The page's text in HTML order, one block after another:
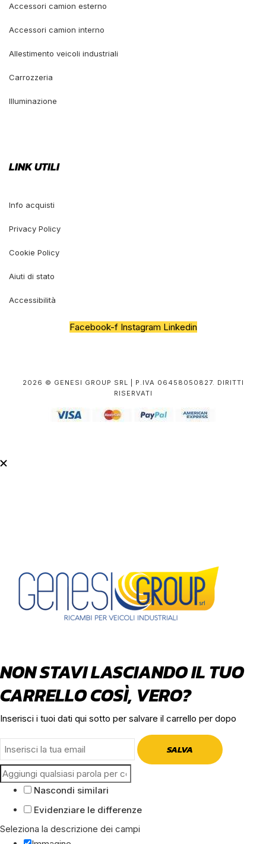
Accessori camion esterno
Accessori camion interno
Allestimento veicoli industriali
Carrozzeria
Illuminazione
LINK UTILI
Info acquisti
Privacy Policy
Cookie Policy
Aiuti di stato
Accessibilità
Facebook-f Instagram Linkedin
2026 © GENESI GROUP SRL | P.IVA 06458050827. DIRITTI
RISERVATI
NON STAVI LASCIANDO IL TUO
CARRELLO COSÌ, VERO?
Inserisci i tuoi dati qui sotto per salvare il carrello per dopo
SALVA
Nascondi similari
Evidenziare le differenze
Seleziona la descrizione dei campi